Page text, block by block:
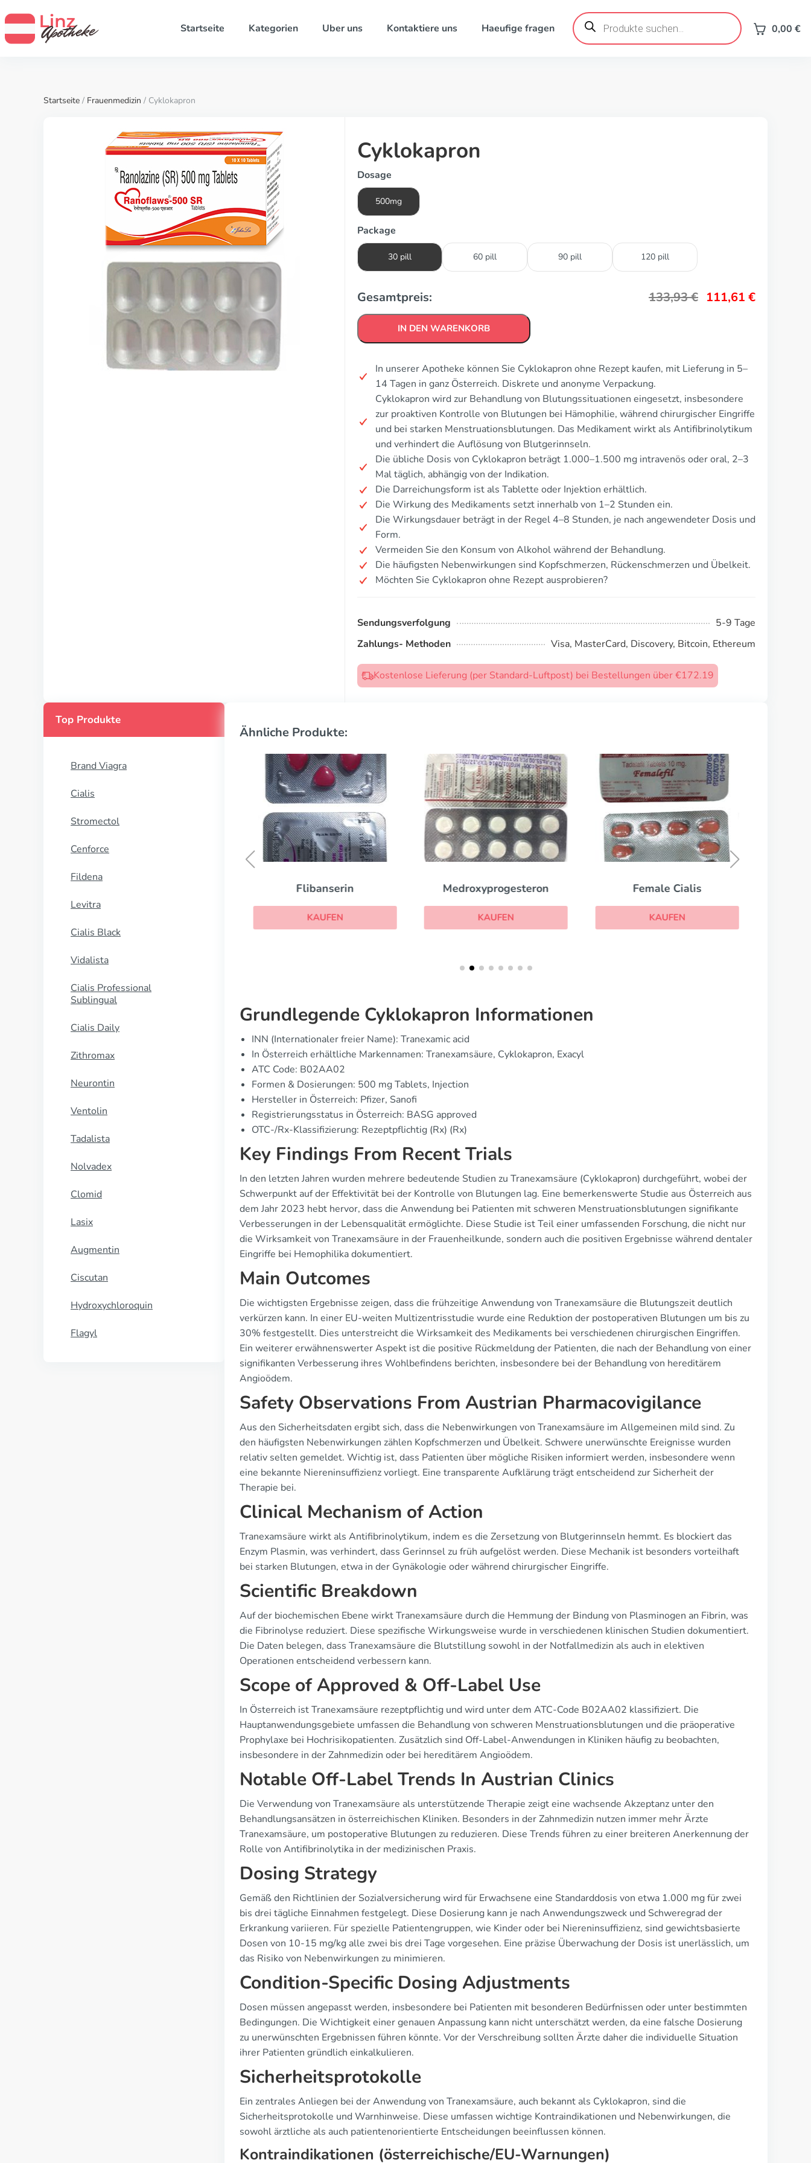
Startseite Kategorien Uber uns Kontaktiere uns Haeufige fragen
Products
search 0,00 €
Startseite / Frauenmedizin / Cyklokapron
Cyklokapron
Dosage
500mg
Package
30 pill 60 pill 90 pill 120 pill
Gesamtpreis: 133,93€ 111,61 €
IN DEN WARENKORB
In unserer Apotheke können Sie Cyklokapron ohne Rezept kaufen, mit Lieferung in 5–
14 Tagen in ganz Österreich. Diskrete und anonyme Verpackung.
Cyklokapron wird zur Behandlung von Blutungssituationen eingesetzt, insbesondere
zur proaktiven Kontrolle von Blutungen bei Hämophilie, während chirurgischer Eingriffe
und bei starken Menstruationsblutungen. Das Medikament wirkt als Antifibrinolytikum
und verhindert die Auflösung von Blutgerinnseln.
Die übliche Dosis von Cyklokapron beträgt 1.000–1.500 mg intravenös oder oral, 2–3
Mal täglich, abhängig von der Indikation.
Die Darreichungsform ist als Tablette oder Injektion erhältlich.
Die Wirkung des Medikaments setzt innerhalb von 1–2 Stunden ein.
Die Wirkungsdauer beträgt in der Regel 4–8 Stunden, je nach angewendeter Dosis und
Form.
Vermeiden Sie den Konsum von Alkohol während der Behandlung.
Die häufigsten Nebenwirkungen sind Kopfschmerzen, Rückenschmerzen und Übelkeit.
Möchten Sie Cyklokapron ohne Rezept ausprobieren?
Sendungsverfolgung
5-9 Tage
Zahlungs- Methoden
Visa, MasterCard, Discovery, Bitcoin, Ethereum
Kostenlose Lieferung (per Standard-Luftpost) bei Bestellungen über €172.19
Top Produkte
Brand Viagra
Cialis
Stromectol
Cenforce
Fildena
Levitra
Cialis Black
Vidalista
Cialis Professional
Sublingual
Cialis Daily
Zithromax
Neurontin
Ventolin
Tadalista
Nolvadex
Clomid
Lasix
Augmentin
Ciscutan
Hydroxychloroquin
Flagyl
Ähnliche Produkte:
Flibanserin
KAUFEN
Medroxyprogesteron
KAUFEN
Female Cialis
KAUFEN
Grundlegende Cyklokapron Informationen
INN (Internationaler freier Name): Tranexamic acid
In Österreich erhältliche Markennamen: Tranexamsäure, Cyklokapron, Exacyl
ATC Code: B02AA02
Formen & Dosierungen: 500 mg Tablets, Injection
Hersteller in Österreich: Pfizer, Sanofi
Registrierungsstatus in Österreich: BASG approved
OTC-/Rx-Klassifizierung: Rezeptpflichtig (Rx) (Rx)
Key Findings From Recent Trials
In den letzten Jahren wurden mehrere bedeutende Studien zu Tranexamsäure (Cyklokapron) durchgeführt, wobei der
Schwerpunkt auf der Effektivität bei der Kontrolle von Blutungen lag. Eine bemerkenswerte Studie aus Österreich aus
dem Jahr 2023 hebt hervor, dass die Anwendung bei Patienten mit schweren Menstruationsblutungen signifikante
Verbesserungen in der Lebensqualität ermöglichte. Diese Studie ist Teil einer umfassenden Forschung, die nicht nur
die Wirksamkeit von Tranexamsäure in der Frauenheilkunde, sondern auch die positiven Ergebnisse während dentaler
Eingriffe bei Hemophilika dokumentiert.
Main Outcomes
Die wichtigsten Ergebnisse zeigen, dass die frühzeitige Anwendung von Tranexamsäure die Blutungszeit deutlich
verkürzen kann. In einer EU-weiten Multizentrisstudie wurde eine Reduktion der postoperativen Blutungen um bis zu
30% festgestellt. Dies unterstreicht die Wirksamkeit des Medikaments bei verschiedenen chirurgischen Eingriffen.
Ein weiterer erwähnenswerter Aspekt ist die positive Rückmeldung der Patienten, die nach der Behandlung von einer
signifikanten Verbesserung ihres Wohlbefindens berichten, insbesondere bei der Behandlung von hereditärem
Angioödem.
Safety Observations From Austrian Pharmacovigilance
Aus den Sicherheitsdaten ergibt sich, dass die Nebenwirkungen von Tranexamsäure im Allgemeinen mild sind. Zu
den häufigsten Nebenwirkungen zählen Kopfschmerzen und Übelkeit. Schwere unerwünschte Ereignisse wurden
relativ selten gemeldet. Wichtig ist, dass Patienten über mögliche Risiken informiert werden, insbesondere wenn
eine bekannte Niereninsuffizienz vorliegt. Eine transparente Aufklärung trägt entscheidend zur Sicherheit der
Therapie bei.
Clinical Mechanism of Action
Tranexamsäure wirkt als Antifibrinolytikum, indem es die Zersetzung von Blutgerinnseln hemmt. Es blockiert das
Enzym Plasmin, was verhindert, dass Gerinnsel zu früh aufgelöst werden. Diese Mechanik ist besonders vorteilhaft
bei starken Blutungen, etwa in der Gynäkologie oder während chirurgischer Eingriffe.
Scientific Breakdown
Auf der biochemischen Ebene wirkt Tranexamsäure durch die Hemmung der Bindung von Plasminogen an Fibrin, was
die Fibrinolyse reduziert. Diese spezifische Wirkungsweise wurde in verschiedenen klinischen Studien dokumentiert.
Die Daten belegen, dass Tranexamsäure die Blutstillung sowohl in der Notfallmedizin als auch in elektiven
Operationen entscheidend verbessern kann.
Scope of Approved & Off-Label Use
In Österreich ist Tranexamsäure rezeptpflichtig und wird unter dem ATC-Code B02AA02 klassifiziert. Die
Hauptanwendungsgebiete umfassen die Behandlung von schweren Menstruationsblutungen und die präoperative
Prophylaxe bei Hochrisikopatienten. Zusätzlich sind Off-Label-Anwendungen in Kliniken häufig zu beobachten,
insbesondere in der Zahnmedizin oder bei hereditärem Angioödem.
Notable Off-Label Trends In Austrian Clinics
Die Verwendung von Tranexamsäure als unterstützende Therapie zeigt eine wachsende Akzeptanz unter den
Behandlungsansätzen in österreichischen Kliniken. Besonders in der Zahnmedizin nutzen immer mehr Ärzte
Tranexamsäure, um postoperative Blutungen zu reduzieren. Diese Trends führen zu einer breiteren Anerkennung der
Rolle von Antifibrinolytika in der medizinischen Praxis.
Dosing Strategy
Gemäß den Richtlinien der Sozialversicherung wird für Erwachsene eine Standarddosis von etwa 1.000 mg für zwei
bis drei tägliche Einnahmen festgelegt. Diese Dosierung kann je nach Anwendungszweck und Schweregrad der
Erkrankung variieren. Für spezielle Patientengruppen, wie Kinder oder bei Niereninsuffizienz, sind gewichtsbasierte
Dosen von 10-15 mg/kg alle zwei bis drei Tage vorgesehen. Eine präzise Überwachung der Dosis ist unerlässlich, um
das Risiko von Nebenwirkungen zu minimieren.
Condition-Specific Dosing Adjustments
Dosen müssen angepasst werden, insbesondere bei Patienten mit besonderen Bedürfnissen oder unter bestimmten
Bedingungen. Die Wichtigkeit einer genauen Anpassung kann nicht unterschätzt werden, da eine falsche Dosierung
zu unerwünschten Ergebnissen führen könnte. Vor der Verschreibung sollten Ärzte daher die individuelle Situation
ihrer Patienten gründlich einkalkulieren.
Sicherheitsprotokolle
Ein zentrales Anliegen bei der Anwendung von Tranexamsäure, auch bekannt als Cyklokapron, sind die
Sicherheitsprotokolle und Warnhinweise. Diese umfassen wichtige Kontraindikationen und Nebenwirkungen, die
sowohl ärztliche als auch patientenorientierte Entscheidungen beeinflussen können.
Kontraindikationen (österreichische/EU-Warnungen)